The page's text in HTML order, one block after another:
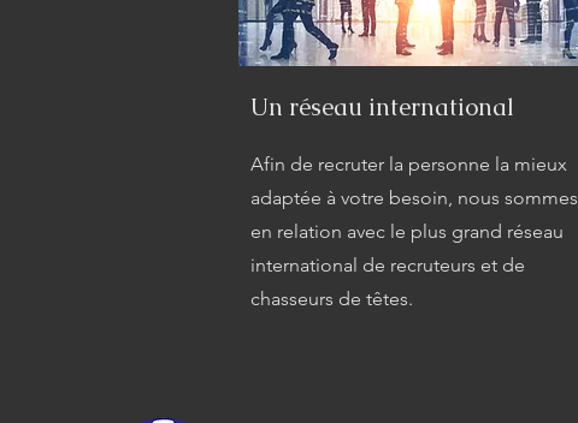
Un réseau international
Afin de recruter la personne la mieux
adaptée à votre besoin, nous sommes
en relation avec le plus grand réseau
international de recruteurs et de
chasseurs de têtes.